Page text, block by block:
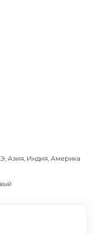
Азия, Индия, Америка